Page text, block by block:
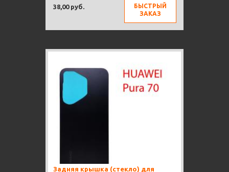
38,00 руб.
БЫСТРЫЙ
ЗАКАЗ
Задняя крышка (стекло) для